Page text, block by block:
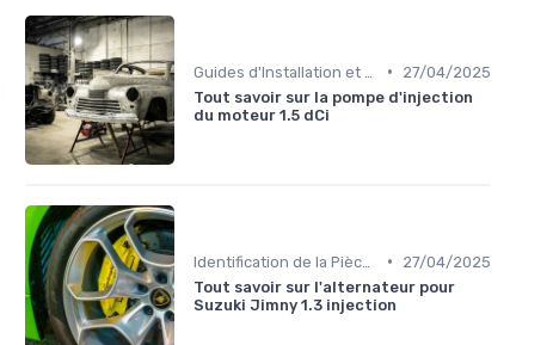
•
27/04/2025
Tout savoir sur la pompe d'injection
du moteur 1.5 dCi
•
27/04/2025
Tout savoir sur l'alternateur pour
Suzuki Jimny 1.3 injection